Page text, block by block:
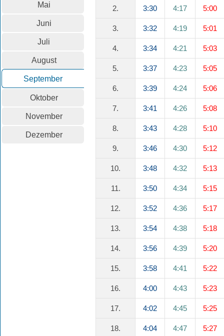
Mai
Juni
Juli
August
September
Oktober
November
Dezember
2. 3:30 4:17 5:00
3. 3:32 4:19 5:01
4. 3:34 4:21 5:03
5. 3:37 4:23 5:05
6. 3:39 4:24 5:06
7. 3:41 4:26 5:08
8. 3:43 4:28 5:10
9. 3:46 4:30 5:12
10. 3:48 4:32 5:13
11. 3:50 4:34 5:15
12. 3:52 4:36 5:17
13. 3:54 4:38 5:18
14. 3:56 4:39 5:20
15. 3:58 4:41 5:22
16. 4:00 4:43 5:23
17. 4:02 4:45 5:25
18. 4:04 4:47 5:27